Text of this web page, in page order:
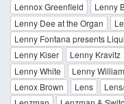
Lennox Greenfield
Lenny
Lenny Dee at the Organ
Lenny Fontana presents
Lenny Kiser
Lenny Kravitz
Lenny White
Lenny
Lenox Brown
Lens